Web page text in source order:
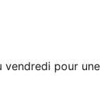
conçue
talon ultra-
vendredi pour une